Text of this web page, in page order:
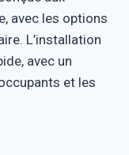
avec les options
L’installation
avec un
et les